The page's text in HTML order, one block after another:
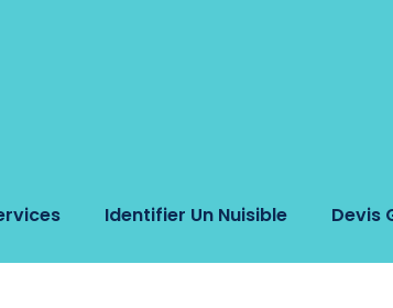
Identifier Un Nuisible Devis